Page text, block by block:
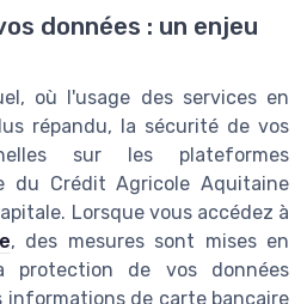
données : un enjeu
où l'usage des services en
répandu, la sécurité de vos
sur les plateformes
du Crédit Agricole Aquitaine
Lorsque vous accédez à
, des mesures sont mises en
protection de vos données
informations de carte bancaire